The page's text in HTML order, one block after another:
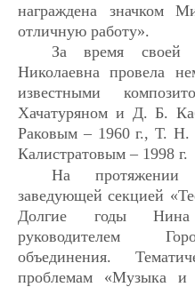
награждена значком
отличную работу».
За время своей
Николаевна провела
известными
Хачатуряном и Д. Б.
Раковым – 1960 г., Т.
Калистратовым – 1998 г.
На протяжении
заведующей секцией
Долгие годы Нина
руководителем
объединения.
проблемам «Музыка и